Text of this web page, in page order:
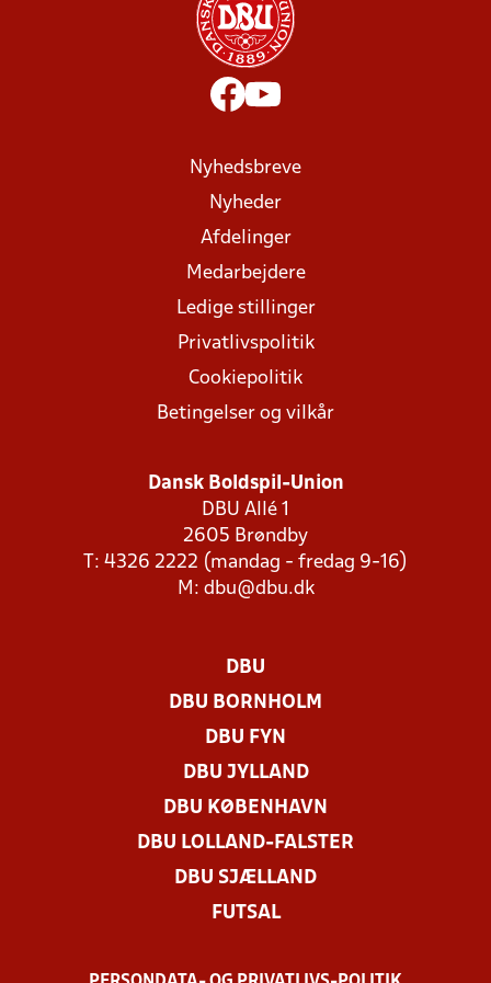
Nyhedsbreve
Nyheder
Afdelinger
Medarbejdere
Ledige stillinger
Privatlivspolitik
Cookiepolitik
Betingelser og vilkår
Dansk Boldspil-Union
DBU Allé 1
2605 Brøndby
T: 4326 2222 (mandag - fredag 9-16)
M: dbu@dbu.dk
DBU
DBU BORNHOLM
DBU FYN
DBU JYLLAND
DBU KØBENHAVN
DBU LOLLAND-FALSTER
DBU SJÆLLAND
FUTSAL